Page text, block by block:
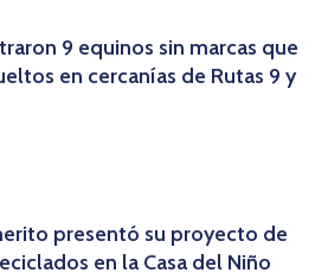
9 equinos sin marcas que
en cercanías de Rutas 9 y
presentó su proyecto de
en la Casa del Niño